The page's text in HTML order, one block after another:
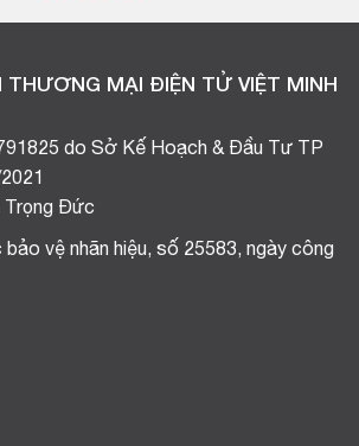
THƯƠNG MẠI ĐIỆN TỬ VIỆT MINH
do Sở Kế Hoạch & Đầu Tư TP
Trọng Đức
bảo vệ nhãn hiệu, số 25583, ngày công